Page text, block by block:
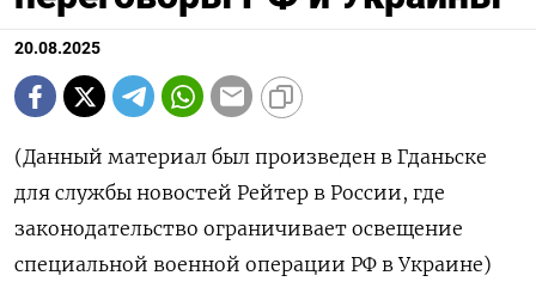
20.08.2025
(Данный материал был произведен в Гданьске
для службы новостей Рейтер в России, где
законодательство ограничивает освещение
специальной военной операции РФ в Украине)